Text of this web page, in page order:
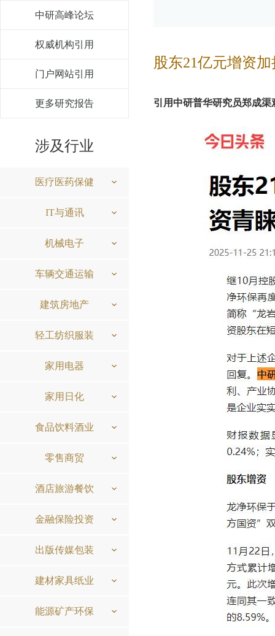
中研高峰论坛
权威机构引用
门户网站引用
更多研究报告
涉及行业
医疗医药保健
IT与通讯
机械电子
车辆交通运输
建筑房地产
轻工纺织服装
家用电器
家用日化
食品饮料酒业
零售商贸
酒店旅游餐饮
金融保险投资
出版传媒包装
建材家具纸业
能源矿产环保
股东21亿元增资
引用中研普华研究员郑成渠